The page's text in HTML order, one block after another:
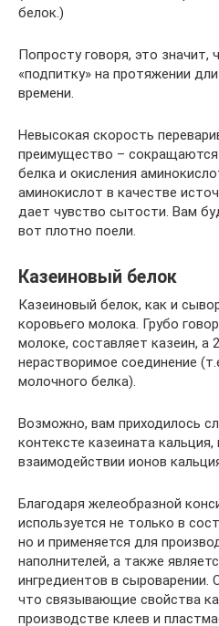
белок.)
Попросту говоря, это
«подпитку» на протяжении
времени.
Невысокая скорость
преимущество –
белка и окисления
аминокислот в качестве
дает чувство сытости. Вам
вот плотно поели.
Казеиновый белок
Казеиновый белок, как и
коровьего молока. Грубо
молоке, составляет казеин, а
нерастворимое соединение
молочного белка).
Возможно, вам приходилось
контексте казеината
взаимодействии ионов
Благодаря желеобразной
используется не только в
но и применяется для
наполнителей, а также
ингредиентов в сыроварении.
что связывающие свойства
производстве клеев и